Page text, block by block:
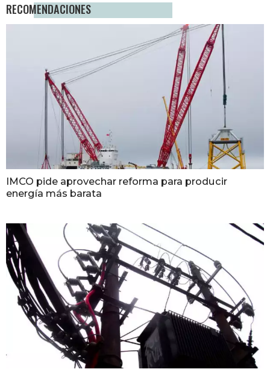
RECOMENDACIONES
IMCO pide aprovechar reforma para producir
energía más barata